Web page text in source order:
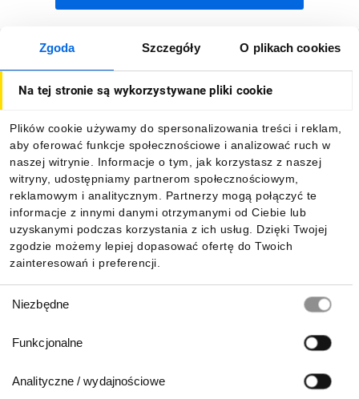
Zgoda Szczegóły O plikach cookies
Na tej stronie są wykorzystywane pliki cookie
Plików cookie używamy do spersonalizowania treści i reklam,
aby oferować funkcje społecznościowe i analizować ruch w
naszej witrynie. Informacje o tym, jak korzystasz z naszej
witryny, udostępniamy partnerom społecznościowym,
reklamowym i analitycznym. Partnerzy mogą połączyć te
informacje z innymi danymi otrzymanymi od Ciebie lub
uzyskanymi podczas korzystania z ich usług. Dzięki Twojej
zgodzie możemy lepiej dopasować ofertę do Twoich
zainteresowań i preferencji.
zgody
Niezbędne
Funkcjonalne
Analityczne / wydajnościowe
Dla kupujących
Informacje
Pobierz naszą aplikację mobilną: